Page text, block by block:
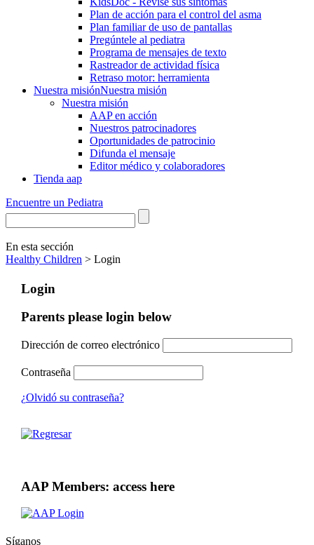
Plan de acción para el control del asma
Plan familiar de uso de pantallas
Pregúntele al pediatra
Programa de mensajes de texto
Rastre​​ador de activida​d física
Retraso motor: herramienta
Nuestra misiónNuestra misión
Nuestra misión
AAP en acción
Nuestros patrocinadores
Oportunidades de patrocinio
Difunda el mensaje
Editor médico y colaboradores
Tienda aap
Encuentre un Pediatra
En esta sección
Healthy Children > Login
Login
Parents please login below
Dirección de correo electrónico
Contraseña
¿Olvidó su contraseña?
AAP Members: access here
Síganos